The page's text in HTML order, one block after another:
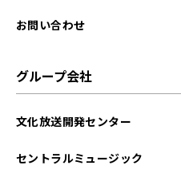
お問い合わせ
グループ会社
文化放送開発センター
セントラルミュージック